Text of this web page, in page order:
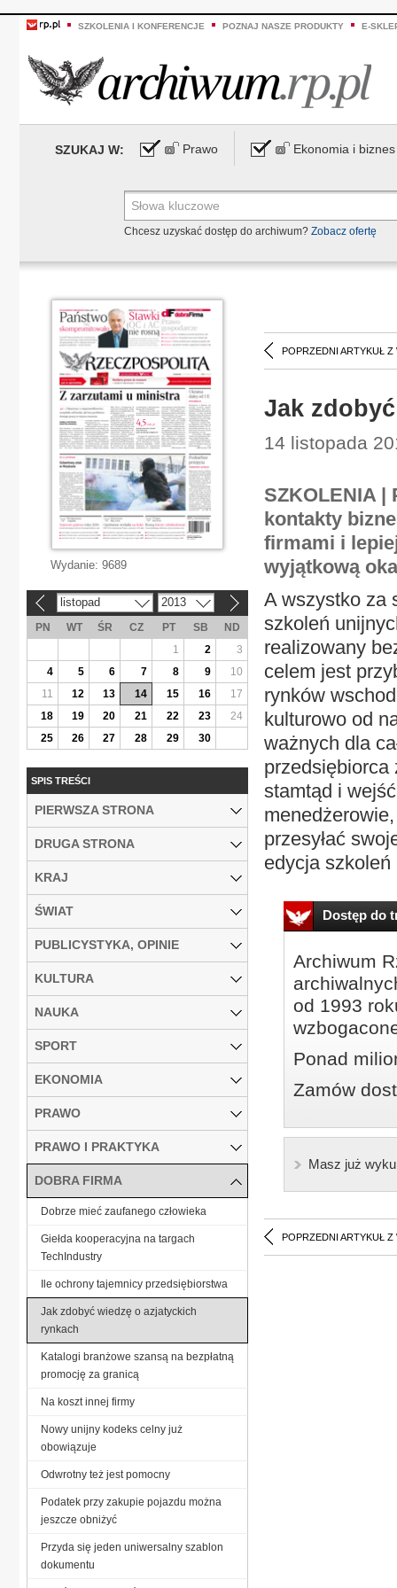
SZKOLENIA I KONFERENCJE POZNAJ NASZE PRODUKTY E-
SZUKAJ W: Prawo Ekonomia i biznes
Chcesz uzyskać dostęp do archiwum? Zobacz ofertę
POPRZEDNI ARTYKUŁ Z
Jak
14 listopada
SZKOLENIA
kontakty
firmami i
wyjątkową
A wszystko za
szkoleń
realizowany
celem jest
rynków
kulturowo od
ważnych dla
przedsiębiorca
stamtąd i
przesyłać
edycja
Dostęp do
Archiwum
od 1993
Ponad
Zamów
Masz już
POPRZEDNI ARTYKUŁ Z
Wydanie: 9689
listopad 2013
PN WT ŚR CZ PT SB
ND
1
2
3
4
5 6 7 8 9
10
11
12 13 14 15 16
17
18
19 20 21 22 23
24
25
26 27 28 29 30
SPIS TREŚCI
PIERWSZA STRONA
DRUGA STRONA
KRAJ
ŚWIAT
PUBLICYSTYKA, OPINIE
KULTURA
NAUKA
SPORT
EKONOMIA
PRAWO
PRAWO I PRAKTYKA
DOBRA FIRMA
Dobrze mieć zaufanego człowieka
Giełda kooperacyjna na targach
TechIndustry
Ile ochrony tajemnicy przedsiębiorstwa
Jak zdobyć wiedzę o azjatyckich
rynkach
Katalogi branżowe szansą na bezpłatną
promocję za granicą
Na koszt innej firmy
Nowy unijny kodeks celny już
obowiązuje
Odwrotny też jest pomocny
Podatek przy zakupie pojazdu można
jeszcze obniżyć
Przyda się jeden uniwersalny szablon
dokumentu